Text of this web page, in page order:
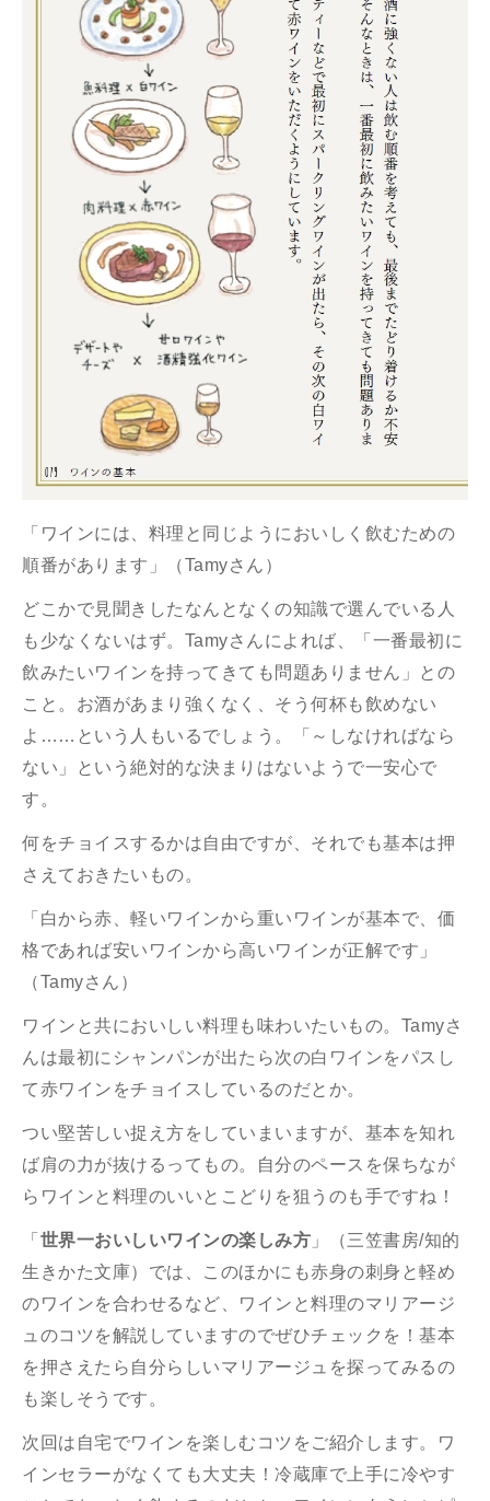
「ワインには、料理と同じようにおいしく飲むための
順番があります」（Tamyさん）
どこかで見聞きしたなんとなくの知識で選んでいる人
も少なくないはず。Tamyさんによれば、「一番最初に
飲みたいワインを持ってきても問題ありません」との
こと。お酒があまり強くなく、そう何杯も飲めない
よ……という人もいるでしょう。「～しなければなら
ない」という絶対的な決まりはないようで一安心で
す。
何をチョイスするかは自由ですが、それでも基本は押
さえておきたいもの。
「白から赤、軽いワインから重いワインが基本で、価
格であれば安いワインから高いワインが正解です」
（Tamyさん）
ワインと共においしい料理も味わいたいもの。Tamyさ
んは最初にシャンパンが出たら次の白ワインをパスし
て赤ワインをチョイスしているのだとか。
つい堅苦しい捉え方をしていまいますが、基本を知れ
ば肩の力が抜けるってもの。自分のペースを保ちなが
らワインと料理のいいとこどりを狙うのも手ですね！
「 世界一おいしいワインの楽しみ方 」（三笠書房/知的
生きかた文庫）では、このほかにも赤身の刺身と軽め
のワインを合わせるなど、ワインと料理のマリアージ
ュのコツを解説していますのでぜひチェックを！ 基本
を押さえたら自分らしいマリアージュを探ってみるの
も楽しそうです。
次回は自宅でワインを楽しむコツをご紹介します。ワ
インセラーがなくても大丈夫！冷蔵庫で上手に冷やす